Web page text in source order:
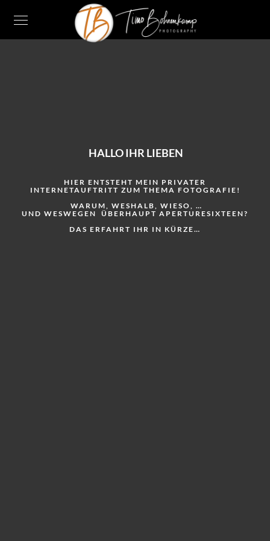
HALLO IHR LIEBEN
HIER ENTSTEHT MEIN PRIVATER
INTERNETAUFTRITT ZUM THEMA FOTOGRAFIE!
WARUM, WESHALB, WIESO, …
UND WESWEGEN ÜBERHAUPT APERTURESIXTEEN?
DAS ERFAHRT IHR IN KÜRZE…